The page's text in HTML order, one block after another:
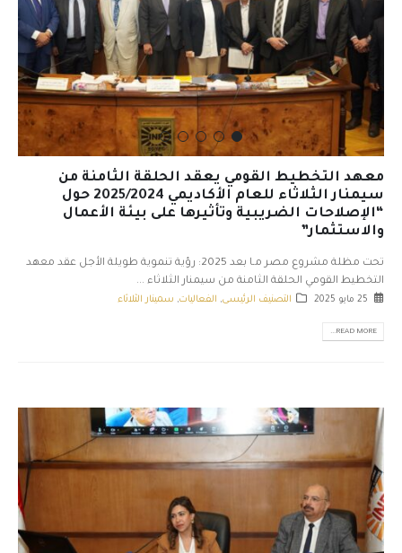
معهد التخطيط القومي يعقد الحلقة الثامنة من
سيمنار الثلاثاء للعام الأكاديمي 2025/2024 حول
“الإصلاحات الضريبية وتأثيرها على بيئة الأعمال
والاستثمار”
تحت مظلة مشروع مصر مـا بعد 2025: رؤية تنموية طويلة الأجل عقد معهد
التخطيط القومي الحلقة الثامنة من سيمنار الثلاثاء ...
25 مايو 2025 التصنيف الرئيسى, الفعاليات, سمينار الثلاثاء
READ MORE...